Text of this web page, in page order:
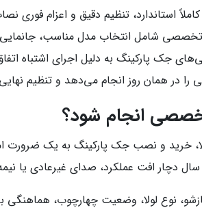
کاملاً استاندارد، تنظیم دقیق و اعزام
شامل انتخاب مدل مناسب، جانمایی
تجربه نشان داده بیش از ۶۰٪ خرابی‌های جک پارکینگ
در همان روز انجام می‌دهد و تنظیم
انجام شود؟
و تردد بالا، خرید و نصب جک پارکینگ به
دچار افت عملکرد، صدای غیرعادی یا
نوع لولا، وضعیت چهارچوب،